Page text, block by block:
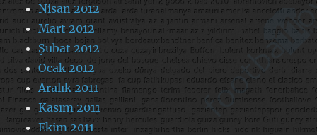
Nisan 2012
Mart 2012
Şubat 2012
Ocak 2012
Aralık 2011
Kasım 2011
Ekim 2011